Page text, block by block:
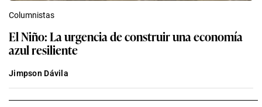
Columnistas
El Niño: La urgencia de construir una economía
azul resiliente
Jimpson Dávila